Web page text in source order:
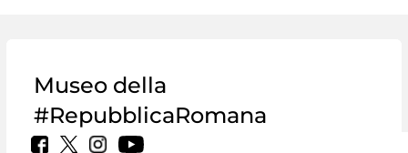
Museo della
#RepubblicaRomana